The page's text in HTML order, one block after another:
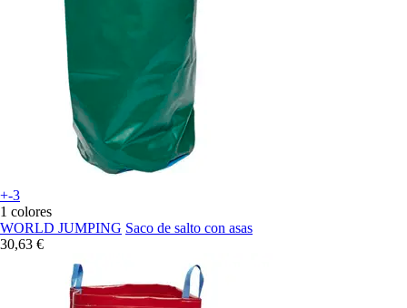
+-3
1 colores
WORLD JUMPING Saco de salto con asas
30,63 €